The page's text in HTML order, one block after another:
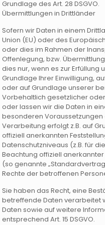
Grundlage des Art. 28 DSGVO.
Übermittlungen in Drittländer
Sofern wir Daten in einem
Union (EU) oder des
oder dies im Rahmen der
Offenlegung, bzw.
dies nur, wenn es zur
Grundlage Ihrer Einwilligung,
oder auf Grundlage unserer
Vorbehaltlich gesetzlicher
oder lassen wir die Daten in
besonderen Voraussetzungen
Verarbeitung erfolgt z.B. auf
offiziell anerkannten
Datenschutzniveaus (z.B. für
Beachtung offiziell
(so genannte
Rechte der betroffenen
Sie haben das Recht, eine
betreffende Daten verarbeitet
Daten sowie auf weitere
entsprechend Art. 15 DSGVO.